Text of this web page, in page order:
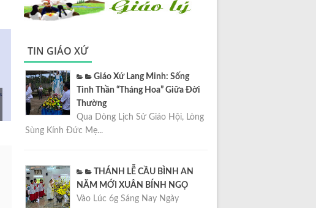
TIN GIÁO XỨ
Giáo Xứ Lang Minh: Sống
Tinh Thần “Tháng Hoa” Giữa Đời
Thường
Qua Dòng Lịch Sử Giáo Hội, Lòng
Sùng Kính Đức Mẹ...
THÁNH LỄ CẦU BÌNH AN
NĂM MỚI XUÂN BÍNH NGỌ
Vào Lúc 6g Sáng Nay Ngày